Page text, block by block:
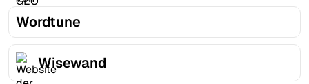
Wordtune
Wisewand